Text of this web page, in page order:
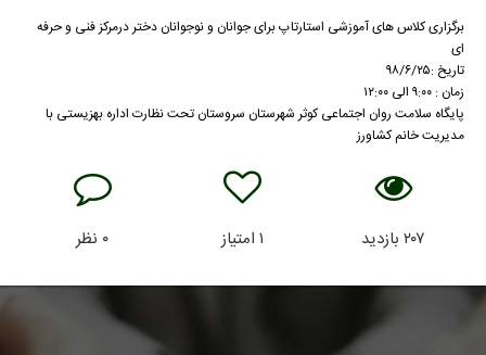
برگزاری کلاس های آموزشی استارتاپ برای جوانان و نوجوانان دختر درمرکز فنی و حرفه
ای
تاریخ :۹۸/۶/۲۵
زمان : ۹:۰۰ الی ۱۲:۰۰
پایگاه سلامت روان اجتماعی کوثر شهرستان سروستان تحت نظارت اداره بهزیستی با
مدیریت خانم کشاورز
۲۰۷بازدید ۱امتیاز ۰ نظر